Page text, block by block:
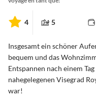
4 5
Insgesamt ein schöner
bequem und das
Entspannen nach einem
nahegelegenen Visegrad
war!